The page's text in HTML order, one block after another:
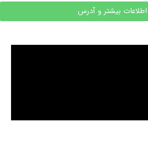
بیشتر و آدرس